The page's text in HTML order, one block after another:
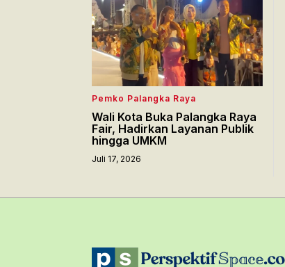
Pemko Palangka Raya
Wali Kota Buka Palangka Raya
Fair, Hadirkan Layanan Publik
hingga UMKM
Juli 17, 2026